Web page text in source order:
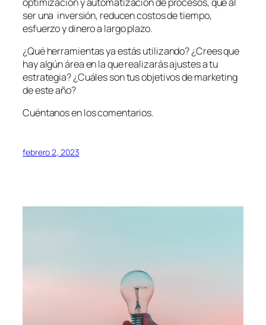
ser una inversión, reducen costos de tiempo,
esfuerzo y dinero a largo plazo.
¿Qué herramientas ya estás utilizando? ¿Crees que
hay algún área en la que realizarás ajustes a tu
estrategia? ¿Cuáles son tus objetivos de marketing
de este año?
Cuéntanos en los comentarios.
febrero 2, 2023